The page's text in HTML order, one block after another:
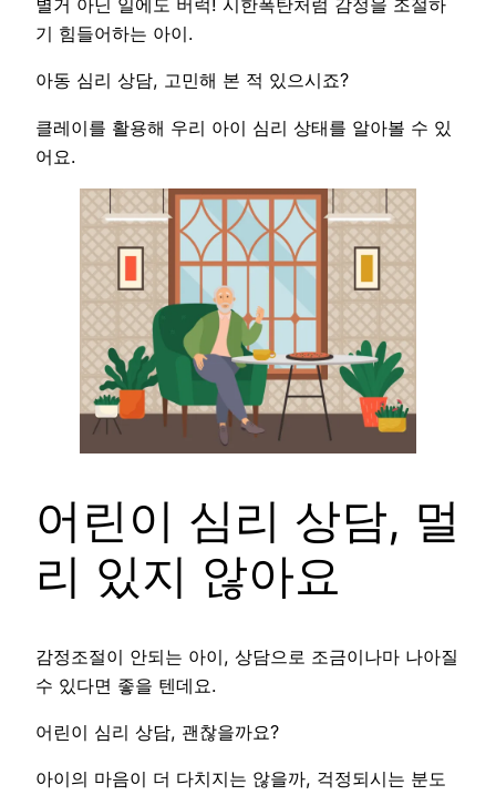
별거 아닌 일에도 버럭! 시한폭탄처럼 감정을 조절하
기 힘들어하는 아이.
아동 심리 상담, 고민해 본 적 있으시죠?
클레이를 활용해 우리 아이 심리 상태를 알아볼 수 있
어요.
어린이 심리 상담, 멀
리 있지 않아요
감정조절이 안되는 아이, 상담으로 조금이나마 나아질
수 있다면 좋을 텐데요.
어린이 심리 상담, 괜찮을까요?
아이의 마음이 더 다치지는 않을까, 걱정되시는 분도